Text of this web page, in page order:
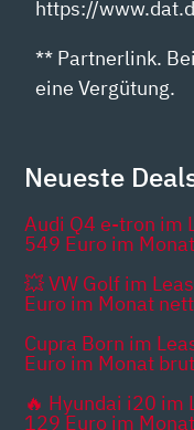
https://
** Partnerlink.
eine Vergütung.
Neueste
Audi Q4 e-tron im
549 Euro im
💥 VW Golf im
Euro im Monat
Cupra Born im
Euro im Monat
🔥 Hyundai i20 im
129 Euro im